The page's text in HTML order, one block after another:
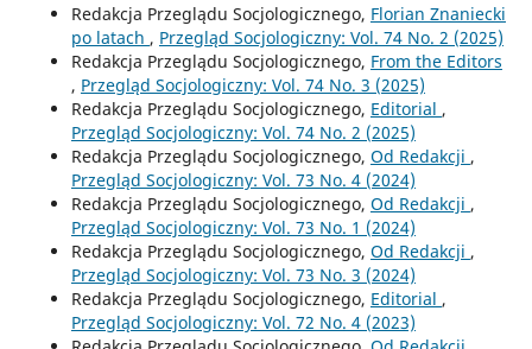
Redakcja Przeglądu Socjologicznego, Florian Znaniecki
po latach , Przegląd Socjologiczny: Vol. 74 No. 2 (2025)
Redakcja Przeglądu Socjologicznego, From the Editors
, Przegląd Socjologiczny: Vol. 74 No. 3 (2025)
Redakcja Przeglądu Socjologicznego, Editorial ,
Przegląd Socjologiczny: Vol. 74 No. 2 (2025)
Redakcja Przeglądu Socjologicznego, Od Redakcji ,
Przegląd Socjologiczny: Vol. 73 No. 4 (2024)
Redakcja Przeglądu Socjologicznego, Od Redakcji ,
Przegląd Socjologiczny: Vol. 73 No. 1 (2024)
Redakcja Przeglądu Socjologicznego, Od Redakcji ,
Przegląd Socjologiczny: Vol. 73 No. 3 (2024)
Redakcja Przeglądu Socjologicznego, Editorial ,
Przegląd Socjologiczny: Vol. 72 No. 4 (2023)